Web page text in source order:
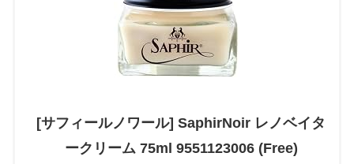
[サフィールノワール] SaphirNoir レノベイタ
ークリーム 75ml 9551123006 (Free)